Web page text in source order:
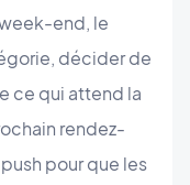
end, le
décider de
ce qui attend la
rendez-
pour que les